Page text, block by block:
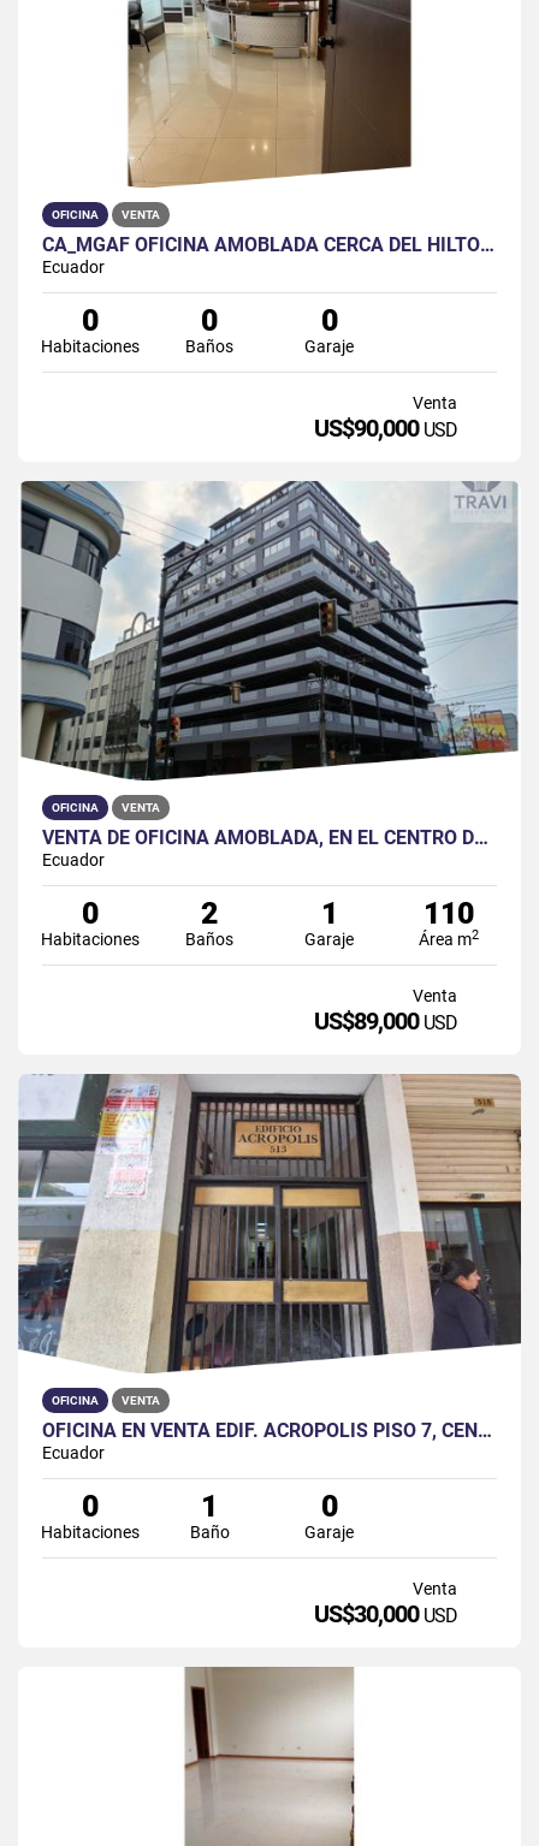
OFICINA VENTA
CA_MGAF OFICINA AMOBLADA CERCA DEL HILTON COLON
Ecuador
0
Habitaciones
0
Baños
0
Garaje
Venta
US$90,000 USD
OFICINA VENTA
VENTA DE OFICINA AMOBLADA, EN EL CENTRO DE GUAYAQUIL
Ecuador
0
Habitaciones
2
Baños
1
Garaje
110
Área m2
Venta
US$89,000 USD
OFICINA VENTA
OFICINA EN VENTA EDIF. ACRÓPOLIS PISO 7, CENTRO DE GUAYAQUIL
Ecuador
0
Habitaciones
1
Baño
0
Garaje
Venta
US$30,000 USD